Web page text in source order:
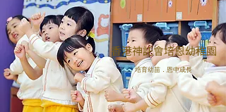
香港神託會培恩幼稚園
培育幼苗．恩中成長